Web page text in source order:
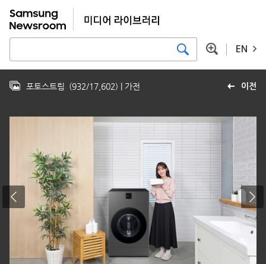
EN
이전
포토스트림 (932/17,602) | 가전